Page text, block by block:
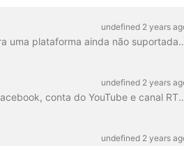
undefined 2 years
Gostaria de transmitir a partir do nosso estúdio de transmissão em direto para uma plataforma ainda
undefined 2 years
O Wave.video permite fazer multi-streaming para a página/grupo/perfil do
undefined 2 years